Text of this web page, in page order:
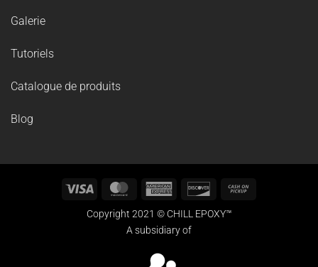
Galerie
Tutoriels
Catalogue de produits
Blog
Visa MasterCardAmerican
Discover
Copyright 2021 © CHILL EPOXY™
A subsidiary of